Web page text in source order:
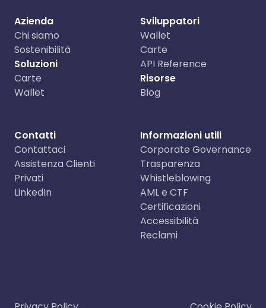
Azienda
Chi siamo
Sostenibilità
Soluzioni
Carte
Wallet
Sviluppatori
Wallet
Carte
API Reference
Risorse
Blog
Contatti
Contattaci
Assistenza Clienti
Privati
LinkedIn
Informazioni utili
Corporate Governance
Trasparenza
Whistleblowing
AML e CTF
Certificazioni
Accessibilità
Reclami